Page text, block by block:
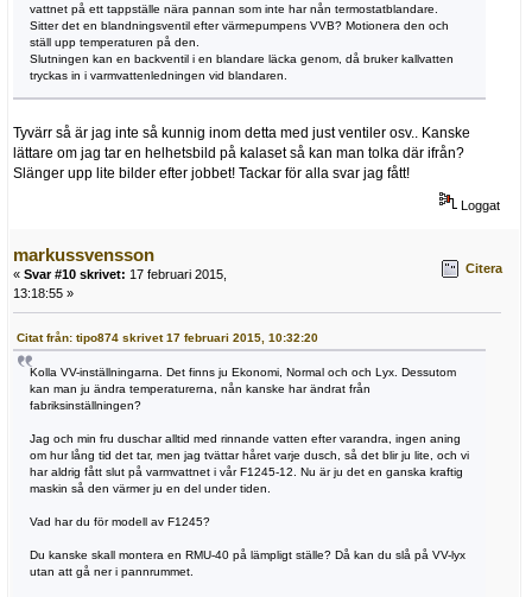
vattnet på ett tappställe nära pannan som inte har nån termostatblandare.
Sitter det en blandningsventil efter värmepumpens VVB? Motionera den och
ställ upp temperaturen på den.
Slutningen kan en backventil i en blandare läcka genom, då bruker kallvatten
tryckas in i varmvattenledningen vid blandaren.
Tyvärr så är jag inte så kunnig inom detta med just ventiler osv.. Kanske
lättare om jag tar en helhetsbild på kalaset så kan man tolka där ifrån?
Slänger upp lite bilder efter jobbet! Tackar för alla svar jag fått!
Loggat
markussvensson
« Svar #10 skrivet: 17 februari 2015,
13:18:55 »
Citera
Citat från: tipo874 skrivet 17 februari 2015, 10:32:20
Kolla VV-inställningarna. Det finns ju Ekonomi, Normal och och Lyx. Dessutom
kan man ju ändra temperaturerna, nån kanske har ändrat från
fabriksinställningen?
Jag och min fru duschar alltid med rinnande vatten efter varandra, ingen aning
om hur lång tid det tar, men jag tvättar håret varje dusch, så det blir ju lite, och vi
har aldrig fått slut på varmvattnet i vår F1245-12. Nu är ju det en ganska kraftig
maskin så den värmer ju en del under tiden.
Vad har du för modell av F1245?
Du kanske skall montera en RMU-40 på lämpligt ställe? Då kan du slå på VV-lyx
utan att gå ner i pannrummet.